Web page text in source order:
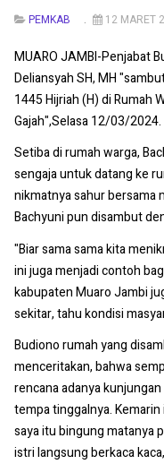
PEMKAB 12 MARET
MUARO JAMBI-Penjabat
Deliansyah SH, MH
1445 Hijriah (H) di Rumah
Gajah",Selasa 12/03/2024.
Setiba di rumah warga,
sengaja untuk datang ke
nikmatnya sahur bersama
Bachyuni pun disambut
"Biar sama sama kita
ini juga menjadi contoh
kabupaten Muaro Jambi
sekitar, tahu kondisi
Budiono rumah yang
menceritakan, bahwa
rencana adanya
tempa tinggalnya.
saya itu bingung matanya
istri langsung berkaca